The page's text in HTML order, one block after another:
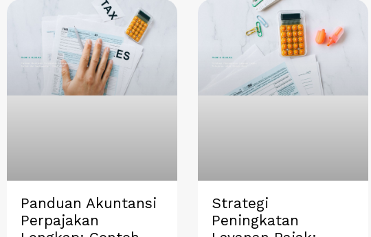
Panduan Akuntansi
Perpajakan
Strategi
Peningkatan